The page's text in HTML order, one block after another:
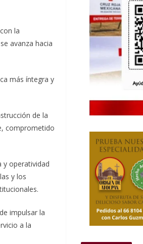
la
avanza hacia
más íntegra y
de la
comprometido
y operatividad
y los
impulsar la
a la